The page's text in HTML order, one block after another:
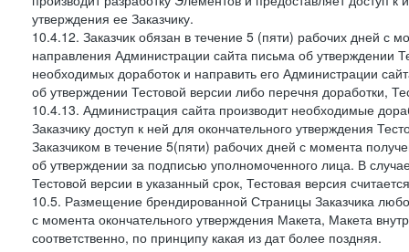
утверждения ее Заказчику.
10.4.12. Заказчик обязан в течение 5 (пяти) рабочих дней с
направления Администрации сайта письма об утверждении
необходимых доработок и направить его Администрации
об утверждении Тестовой версии либо перечня доработки,
10.4.13. Администрация сайта производит необходимые
Заказчику доступ к ней для окончательного утверждения
Заказчиком в течение 5(пяти) рабочих дней с момента
об утверждении за подписью уполномоченного лица. В
Тестовой версии в указанный срок, Тестовая версия
10.5. Размещение брендированной Страницы Заказчика
с момента окончательного утверждения Макета, Макета
соответственно, по принципу какая из дат более поздняя.